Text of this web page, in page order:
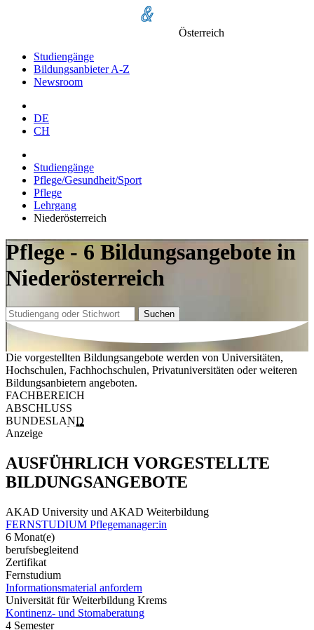
Österreich
Studiengänge
Bildungsanbieter A-Z
Newsroom
DE
CH
Studiengänge
Pflege/Gesundheit/Sport
Pflege
Lehrgang
Niederösterreich
Pflege - 6 Bildungsangebote in
Niederösterreich
Suchen
Die vorgestellten Bildungsangebote werden von Universitäten,
Hochschulen, Fachhochschulen, Privatuniversitäten oder weiteren
Bildungsanbietern angeboten.
FACHBEREICH
ABSCHLUSS
BUNDESLAND
Anzeige
AUSFÜHRLICH VORGESTELLTE
BILDUNGSANGEBOTE
AKAD University und AKAD Weiterbildung
FERNSTUDIUM Pflegemanager:in
6 Monat(e)
berufsbegleitend
Zertifikat
Fernstudium
Informationsmaterial anfordern
Universität für Weiterbildung Krems
Kontinenz- und Stomaberatung
4 Semester